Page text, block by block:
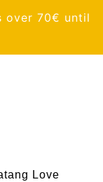
over 70€ until
Love